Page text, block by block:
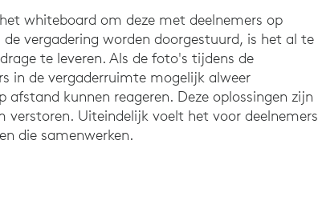
whiteboard om deze met deelnemers op
vergadering worden doorgestuurd, is het al te
te leveren. Als de foto's tijdens de
in de vergaderruimte mogelijk alweer
kunnen reageren. Deze oplossingen zijn
verstoren. Uiteindelijk voelt het voor deelnemers
die samenwerken.